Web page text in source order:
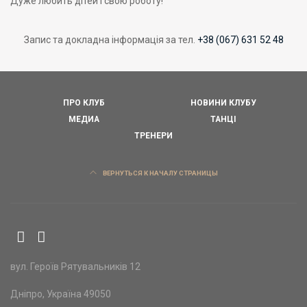
Запис та докладна інформація за тел. +38 (067) 631 52 48
ПРО КЛУБ
НОВИНИ КЛУБУ
МЕДИА
ТАНЦІ
ТРЕНЕРИ
ВЕРНУТЬСЯ К НАЧАЛУ СТРАНИЦЫ
вул. Героїв Рятувальників 12
Дніпро, Україна 49050